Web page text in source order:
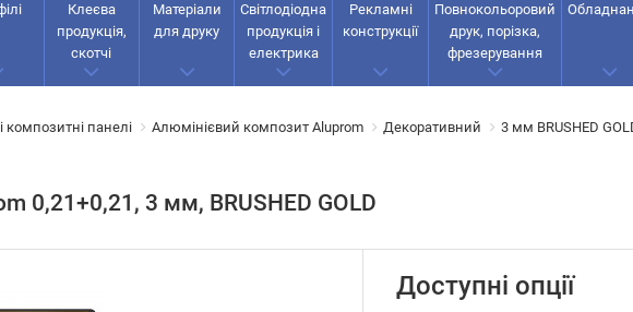
Клеєва
продукція,
скотчі
Матеріали
для друку
Світлодіодна
продукція і
електрика
Рекламнi
конструкції
Повнокольоровий
друк, порізка,
фрезерування
композитні панелі Алюмінієвий композит Aluprom Декоративний 3 мм BRUSHED
0,21+0,21, 3 мм, BRUSHED GOLD
Доступні опції